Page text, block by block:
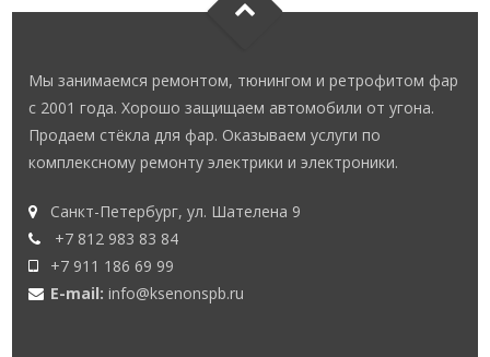
Мы занимаемся ремонтом, тюнингом и ретрофитом фар
с 2001 года. Хорошо защищаем автомобили от угона.
Продаем стёкла для фар. Оказываем услуги по
комплексному ремонту электрики и электроники.
Санкт-Петербург, ул. Шателена 9
+7 812 983 83 84
+7 911 186 69 99
E-mail:info@ksenonspb.ru